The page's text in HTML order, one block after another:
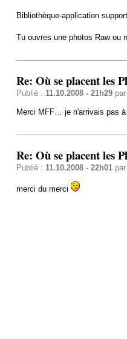
Bibliothèque-application
Tu ouvres une photos Raw ou
Re: Où se placent les
Publié : 11.10.2008 - 21h29par
Merci MFF… je n'arrivais pas à
Re: Où se placent les
Publié : 11.10.2008 - 22h01par
merci du merci